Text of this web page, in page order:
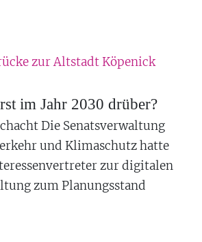
im Jahr 2030 drüber?
Die Senatsverwaltung
und Klimaschutz hatte
zur digitalen
zum Planungsstand